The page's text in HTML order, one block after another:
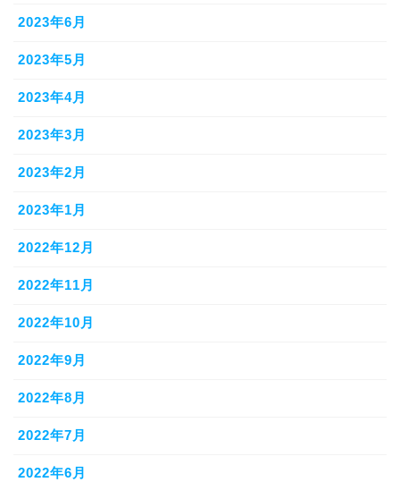
2023年6月
2023年5月
2023年4月
2023年3月
2023年2月
2023年1月
2022年12月
2022年11月
2022年10月
2022年9月
2022年8月
2022年7月
2022年6月